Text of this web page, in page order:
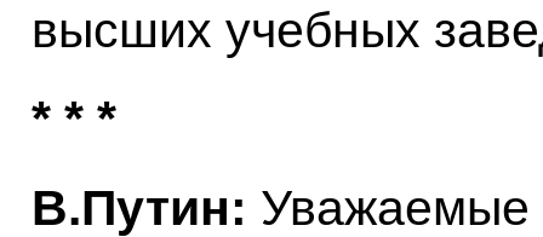
высших учебных
* * *
В.Путин: Уважаемые